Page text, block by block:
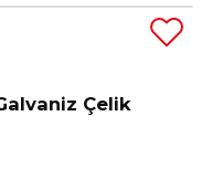
Çelik